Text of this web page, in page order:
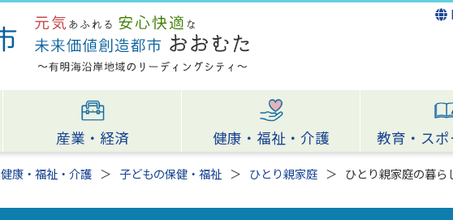
産業・経済 健康・福祉・介護 教育・ス
健康・福祉・介護 子どもの保健・福祉 ひとり親家庭 ひとり親家庭の暮ら